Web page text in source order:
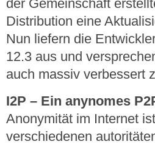
der Gemeinschaft
Distribution eine
Nun liefern die
12.3 aus und
auch massiv verbessert
I2P – Ein anynomes
Anonymität im Internet
verschiedenen